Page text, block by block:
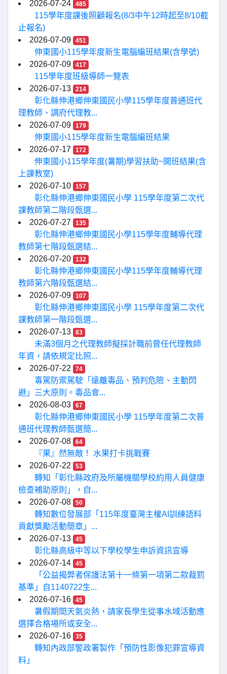
2026-07-24 485
115學年度課後照顧報名(8/3中午12時起至8/10截
止報名)
2026-07-09
451
伸東國小115學年度新生電腦編班結果(含學號)
2026-07-09
417
115學年度班級導師一覽表
2026-07-13
214
彰化縣伸港鄉伸東國民小學115學年度普通班代
理教師、調府代理教...
2026-07-09
179
伸東國小115學年度新生電腦編班結果
2026-07-17
172
伸東國小115學年度(暑期)學習扶助~開班結果(含
上課教室)
2026-07-10
157
彰化縣伸港鄉伸東國民小學 115學年度第二次代
課教師第二階段甄選...
2026-07-27
135
彰化縣伸港鄉伸東國民小學115學年度輔導代理
教師第七階段甄選結...
2026-07-20
132
彰化縣伸港鄉伸東國民小學115學年度輔導代理
教師第六階段甄選結...
2026-07-09
107
彰化縣伸港鄉伸東國民小學 115學年度第二次代
課教師第一階段甄選...
2026-07-13
83
未滿3個月之代理教師擬採計職前曾任代理教師
年資，請依規定比照...
2026-07-22
74
毒駕防禦駕駛「遠離毒品、預判危險、主動閃
避」三大原則。毒品會...
2026-08-03
67
彰化縣伸港鄉伸東國民小學 115學年度第二次普
通班代理教師甄選簡...
2026-07-08
64
『果』然無敵！ 水果打卡挑戰賽
2026-07-22
53
轉知「彰化縣政府及所屬機關學校約用人員健康
檢查補助原則」，自...
2026-07-08
50
轉知數位發展部「115年度臺灣主權AI訓練語料
貢獻獎勵活動簡章」...
2026-07-13
45
彰化縣高級中等以下學校學生申訴資訊宣導
2026-07-14
45
「公益揭弊者保護法第十一條第一項第二款裁罰
基準」自1140722生...
2026-07-16
45
暑假期間天氣炎熱，請家長學生從事水域活動應
選擇合格場所或安全...
2026-07-16
35
轉知內政部警政署製作「預防性影像犯罪宣導資
料」